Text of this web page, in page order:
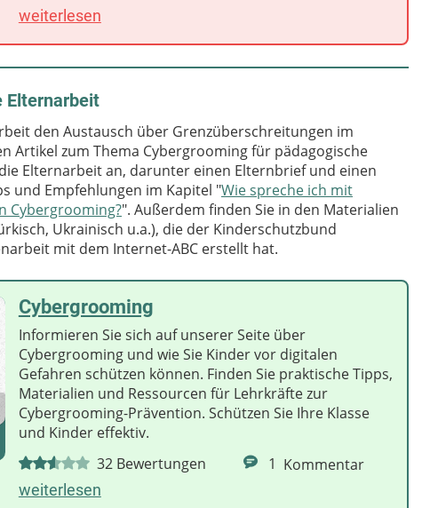
weiterlesen
Elternarbeit
den Austausch über Grenzüberschreitungen im
Artikel zum Thema Cybergrooming für pädagogische
Elternarbeit an, darunter einen Elternbrief und einen
und Empfehlungen im Kapitel "Wie spreche ich mit
Cybergrooming?". Außerdem finden Sie in den Materialien
Ukrainisch u.a.), die der Kinderschutzbund
mit dem Internet-ABC erstellt hat.
Cybergrooming
Informieren Sie sich auf unserer Seite über
Cybergrooming und wie Sie Kinder vor digitalen
Gefahren schützen können. Finden Sie praktische Tipps,
Materialien und Ressourcen für Lehrkräfte zur
Cybergrooming-Prävention. Schützen Sie Ihre Klasse
und Kinder effektiv.
32 Bewertungen 1 Kommentar
weiterlesen